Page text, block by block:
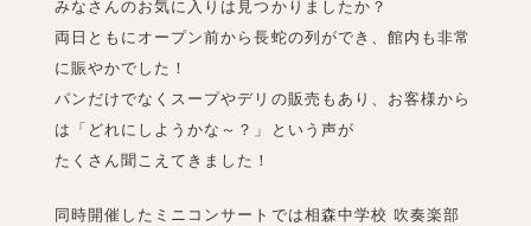
みなさんのお気に入りは見つかりましたか？
両日ともにオープン前から長蛇の列ができ、館内も非常
に賑やかでした！
パンだけでなくスープやデリの販売もあり、お客様から
は「どれにしようかな～？」という声が
たくさん聞こえてきました！
同時開催したミニコンサートでは相森中学校 吹奏楽部